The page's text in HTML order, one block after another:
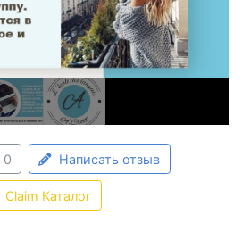
0 Написать отзыв
Claim Каталог